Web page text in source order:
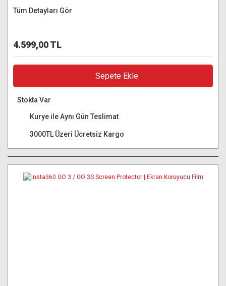
Tüm Detayları Gör
4.599,00 TL
Sepete Ekle
Stokta Var
Kurye ile Aynı Gün Teslimat
3000TL Üzeri Ücretsiz Kargo